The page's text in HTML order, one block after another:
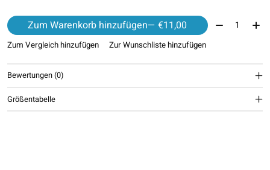
Zum Warenkorb hinzufügen — €11,00 Menge:
Zum Vergleich hinzufügen Zur Wunschliste hinzufügen
Bewertungen (0)
Größentabelle